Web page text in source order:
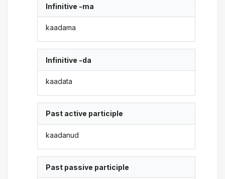
Infinitive -ma
kaadama
Infinitive -da
kaadata
Past active participle
kaadanud
Past passive participle